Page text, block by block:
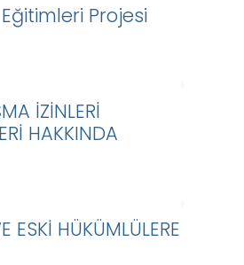
Projesi
İZİNLERİ
HAKKINDA
ESKİ HÜKÜMLÜLERE